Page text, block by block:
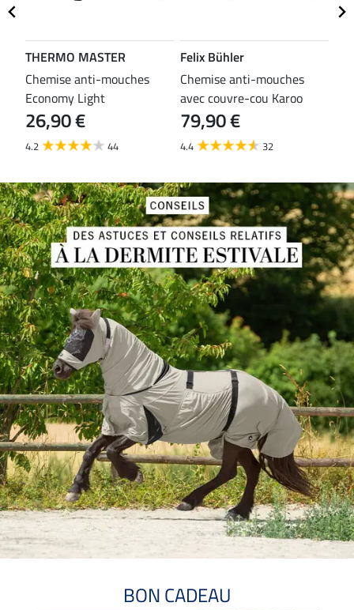
THERMO MASTER
Chemise anti-mouches
Economy Light
26,90 €
4.2 44
Felix Bühler
Chemise anti-mouches
avec couvre-cou Karoo
79,90 €
4.4 32
BON CADEAU